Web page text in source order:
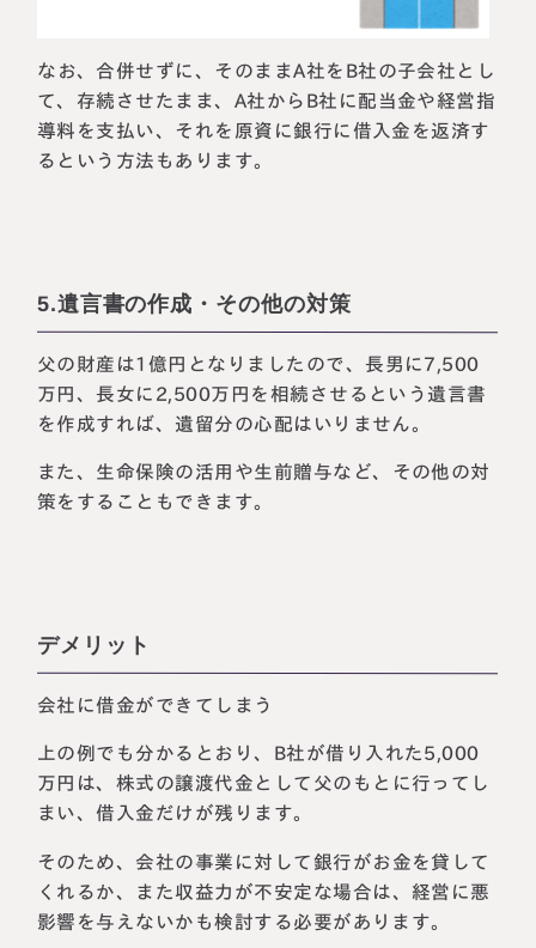
なお、合併せずに、そのままA社をB社の子会社とし
て、存続させたまま、A社からB社に配当金や経営指
導料を支払い、それを原資に銀行に借入金を返済す
るという方法もあります。
5.遺言書の作成・その他の対策
父の財産は1億円となりましたので、長男に7,500
万円、長女に2,500万円を相続させるという遺言書
を作成すれば、遺留分の心配はいりません。
また、生命保険の活用や生前贈与など、その他の対
策をすることもできます。
デメリット
会社に借金ができてしまう
上の例でも分かるとおり、B社が借り入れた5,000
万円は、株式の譲渡代金として父のもとに行ってし
まい、借入金だけが残ります。
そのため、会社の事業に対して銀行がお金を貸して
くれるか、また収益力が不安定な場合は、経営に悪
影響を与えないかも検討する必要があります。